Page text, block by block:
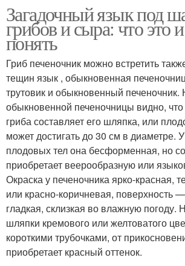
Загадочный язык под
грибов и сыра: что это
понять
Гриб печеночник можно встретить
тещин язык , обыкновенная
трутовик и обыкновенный
обыкновенной печеночницы видно,
гриба составляет его шляпка, или
может достигать до 30 см в диаметре.
плодовых тел она бесформенная, но
приобретает веерообразную или
Окраска у печеночника ярко-красная,
или красно-коричневая, поверхность
гладкая, склизкая во влажную погоду.
шляпки кремового или желтоватого
короткими трубочками, от
приобретает красный оттенок.